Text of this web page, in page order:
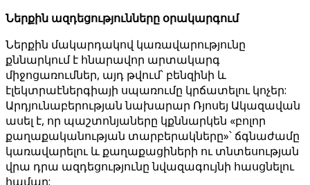
Ներքին ազդեցությունները օրակարգում
Ներքին մակարդակով կառավարությունը
քննարկում է հնարավոր արտակարգ
միջոցառումներ, այդ թվում՝ բենզինի և
էլեկտրաէներգիայի սպառումը կրճատելու կոչեր:
Արդյունաբերության նախարար Ռյոսեյ Ակազավան
ասել է, որ պաշտոնյաները կքննարկեն «բոլոր
քաղաքականության տարբերակները»՝ ճգնաժամը
կառավարելու և քաղաքացիների ու տնտեսության
վրա դրա ազդեցությունը նվազագույնի հասցնելու
համար: